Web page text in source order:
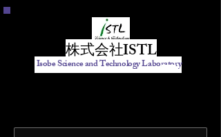
株式会社ISTL
Isobe Science and Technology Laboratory